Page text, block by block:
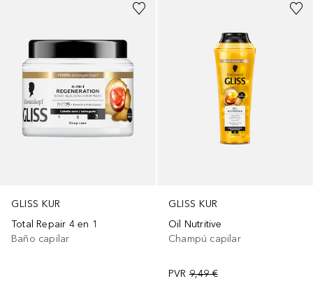
GLISS KUR
Total Repair 4 en 1
Baño capilar
GLISS KUR
Oil Nutritive
Champú capilar
PVR 9,49 €